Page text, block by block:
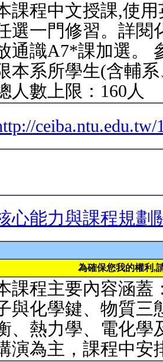
課程中文授課,使
選一門修習。詳閱
通識A7*課加選。
本系所學生(含輔
人數上限：160人
ceiba.ntu.edu.tw/
心能力與課程規劃
為確保您我的權利,
課程主要內容涵蓋
與化學鍵、物質三
、熱力學、電化學
演為主，課程中